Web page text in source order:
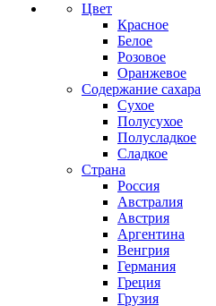
Цвет
Красное
Белое
Розовое
Оранжевое
Содержание сахара
Сухое
Полусухое
Полусладкое
Сладкое
Страна
Россия
Австралия
Австрия
Аргентина
Венгрия
Германия
Греция
Грузия